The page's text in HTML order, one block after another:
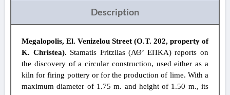
Description
Megalopolis, El. Venizelou Street (Ο.Τ. 202, property of
K. Christea). Stamatis Fritzilas (ΛΘ’ ΕΠΚΑ) reports on
the discovery of a circular construction, used either as a
kiln for firing pottery or for the production of lime. With a
maximum diameter of 1.75 m. and height of 1.50 m., its